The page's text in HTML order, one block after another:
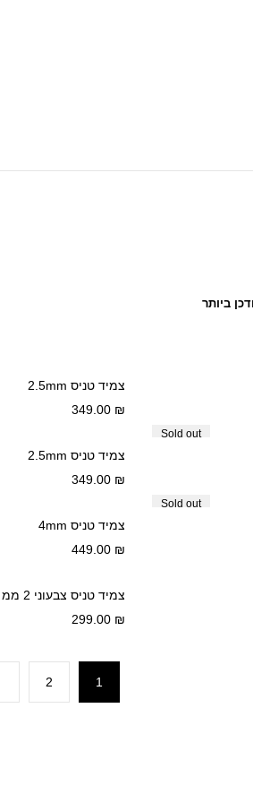
ביותר
צמיד טניס 2.5mm
349.00 ₪
Sold out
צמיד טניס 2.5mm
349.00 ₪
Sold out
צמיד טניס 4mm
449.00 ₪
צמיד טניס צבעוני 2 ממ
299.00 ₪
1
2